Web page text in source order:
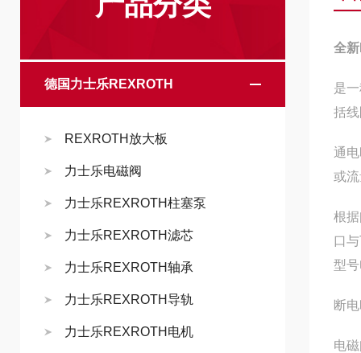
德国力士乐REXROTH
REXROTH放大板
力士乐电磁阀
力士乐REXROTH柱塞泵
力士乐REXROTH滤芯
力士乐REXROTH轴承
力士乐REXROTH导轨
力士乐REXROTH电机
全
是
括
通
或
根
口
型
断
电